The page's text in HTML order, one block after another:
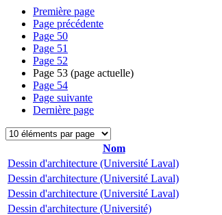
Première page
Page précédente
Page 50
Page 51
Page 52
Page 53 (page actuelle)
Page 54
Page suivante
Dernière page
Nom
Dessin d'architecture (Université Laval)
Dessin d'architecture (Université Laval)
Dessin d'architecture (Université Laval)
Dessin d'architecture (Université)